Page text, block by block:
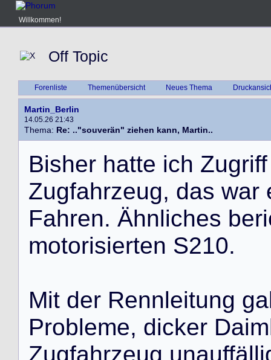
Willkommen!
Off Topic
Forenliste Themenübersicht Neues Thema
Martin_Berlin
14.05.26 21:43
Thema: Re: .."souverän" ziehen kann, Martin..
Bisher hatte ich Zugriff
Zugfahrzeug, das war
Fahren. Ähnliches beri
motorisierten S210.
Mit der Rennleitung ga
Probleme, dicker Daim
Zugfahrzeug unauffälli